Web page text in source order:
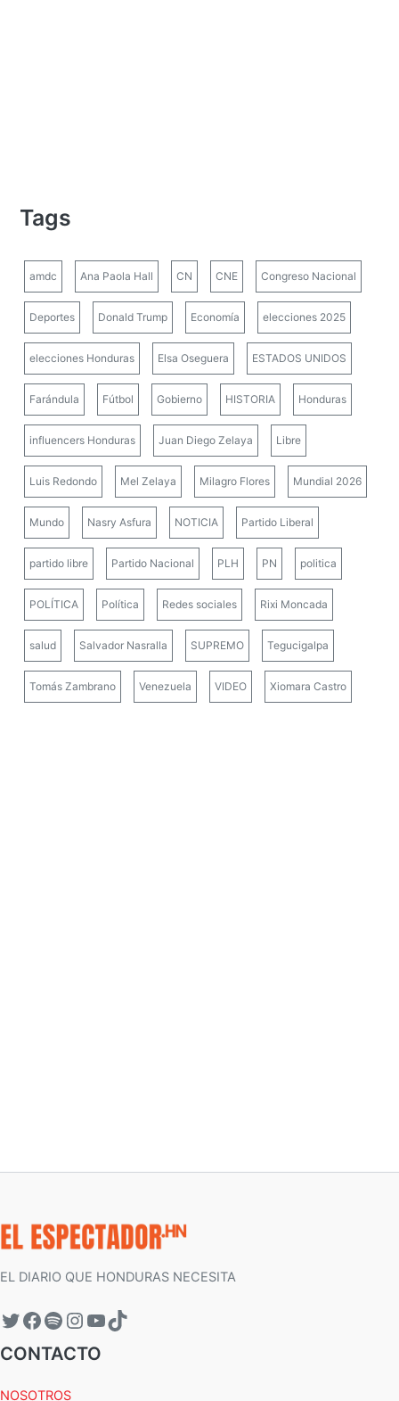
Tags
amdc Ana Paola Hall CN CNE Congreso Nacional
Deportes Donald Trump Economía elecciones 2025
elecciones Honduras Elsa Oseguera ESTADOS UNIDOS
Farándula Fútbol Gobierno HISTORIA Honduras
influencers Honduras Juan Diego Zelaya Libre
Luis Redondo Mel Zelaya Milagro Flores Mundial 2026
Mundo Nasry Asfura NOTICIA Partido Liberal
partido libre Partido Nacional PLH PN politica
POLÍTICA Política Redes sociales Rixi Moncada
salud Salvador Nasralla SUPREMO Tegucigalpa
Tomás Zambrano Venezuela VIDEO Xiomara Castro
EL DIARIO QUE HONDURAS NECESITA
CONTACTO
NOSOTROS